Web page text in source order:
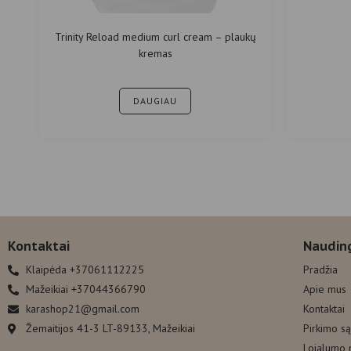
Trinity Reload medium curl cream – plaukų
kremas
DAUGIAU
Kontaktai
Klaipėda +37061112225
Mažeikiai +37044366790
karashop21@gmail.com
Žemaitijos 41-3 LT-89133, Mažeikiai
Pradžia
Apie mus
Kontaktai
Pirkimo
Lojalumo